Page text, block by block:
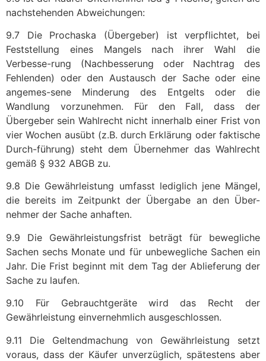
nachstehenden Abweichungen:
9.7 Die Prochaska (Übergeber) ist verpflichtet, bei
Feststellung eines Mangels nach ihrer Wahl die
Verbesse-rung (Nachbesserung oder Nachtrag des
Fehlenden) oder den Austausch der Sache oder eine
angemes-sene Minderung des Entgelts oder die
Wandlung vorzunehmen. Für den Fall, dass der
Übergeber sein Wahlrecht nicht innerhalb einer Frist von
vier Wochen ausübt (z.B. durch Erklärung oder faktische
Durch-führung) steht dem Übernehmer das Wahlrecht
gemäß § 932 ABGB zu.
9.8 Die Gewährleistung umfasst lediglich jene Mängel,
die bereits im Zeitpunkt der Übergabe an den Über-
nehmer der Sache anhaften.
9.9 Die Gewährleistungsfrist beträgt für bewegliche
Sachen sechs Monate und für unbewegliche Sachen ein
Jahr. Die Frist beginnt mit dem Tag der Ablieferung der
Sache zu laufen.
9.10 Für Gebrauchtgeräte wird das Recht der
Gewährleistung einvernehmlich ausgeschlossen.
9.11 Die Geltendmachung von Gewährleistung setzt
voraus, dass der Käufer unverzüglich, spätestens aber